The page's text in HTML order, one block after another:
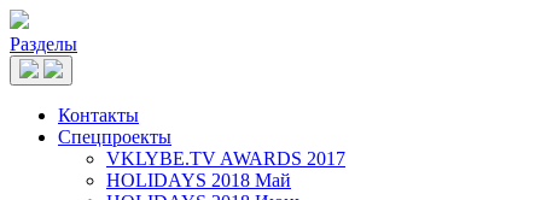
Разделы
Контакты
Спецпроекты
VKLYBE.TV AWARDS 2017
HOLIDAYS 2018 Май